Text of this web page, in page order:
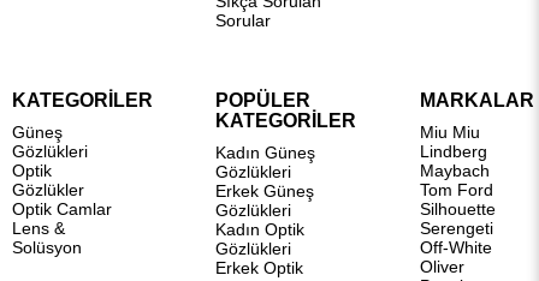
Sorular
KATEGORİLER
Güneş
Gözlükleri
Optik
Gözlükler
Optik Camlar
Lens &
Solüsyon
POPÜLER
KATEGORİLER
Kadın Güneş
Gözlükleri
Erkek Güneş
Gözlükleri
Kadın Optik
Gözlükleri
Erkek Optik
MARKALAR
Miu Miu
Lindberg
Maybach
Tom Ford
Silhouette
Serengeti
Off-White
Oliver